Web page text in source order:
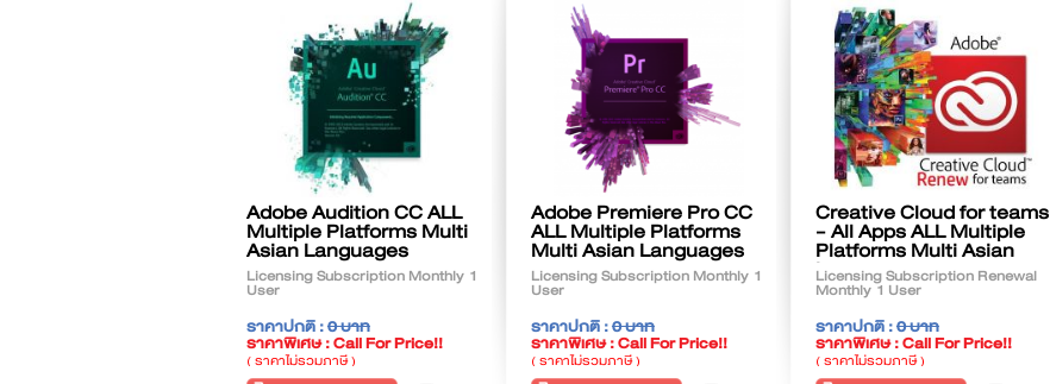
Adobe Audition CC ALL
Multiple Platforms Multi
Asian Languages
Licensing Subscription Monthly 1
User
ราคาปกติ :0 บาท
ราคาพิเศษ : Call For Price!!
( ราคาไม่รวมภาษี )
Adobe Premiere Pro CC
ALL Multiple Platforms
Multi Asian Languages
Licensing Subscription Monthly 1
User
ราคาปกติ :0 บาท
ราคาพิเศษ : Call For Price!!
( ราคาไม่รวมภาษี )
Creative Cloud for teams
- All Apps ALL Multiple
Platforms Multi Asian
Languages
Licensing Subscription Renewal
Monthly 1 User
ราคาปกติ :0 บาท
ราคาพิเศษ : Call For Price!!
( ราคาไม่รวมภาษี )